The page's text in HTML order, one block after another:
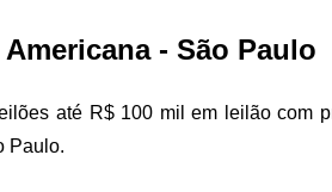
- São Paulo
até R$ 100 mil em leilão
Paulo.